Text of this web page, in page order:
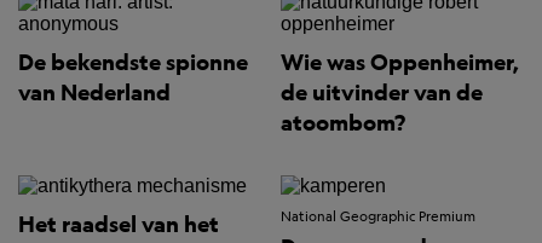
De bekendste spionne
van Nederland
Wie was Oppenheimer,
de uitvinder van de
atoombom?
Het raadsel van het
National Geographic Premium